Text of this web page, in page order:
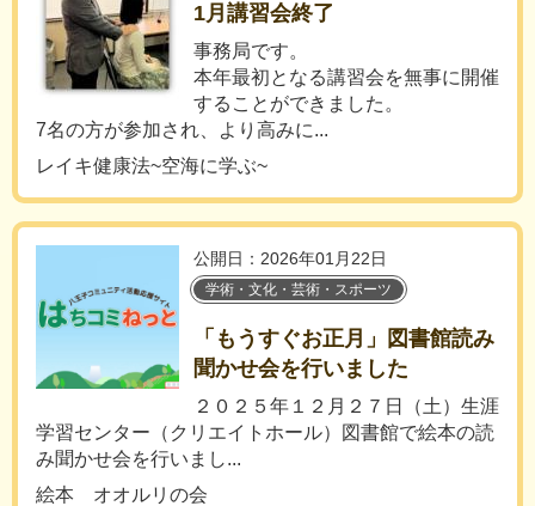
1月講習会終了
事務局です。
本年最初となる講習会を無事に開催
することができました。
7名の方が参加され、より高みに...
レイキ健康法~空海に学ぶ~
公開日：2026年01月22日
学術・文化・芸術・スポーツ
「もうすぐお正月」図書館読み
聞かせ会を行いました
２０２５年１２月２７日（土）生涯
学習センター（クリエイトホール）図書館で絵本の読
み聞かせ会を行いまし...
絵本 オオルリの会